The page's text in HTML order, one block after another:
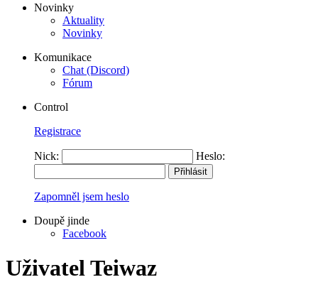
Novinky
Aktuality
Novinky
Komunikace
Chat (Discord)
Fórum
Control
Registrace
Nick: Heslo:
Zapomněl jsem heslo
Doupě jinde
Facebook
Uživatel Teiwaz